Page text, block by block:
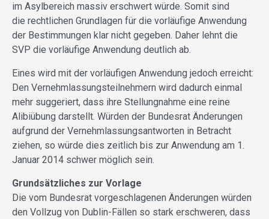
im Asylbereich massiv erschwert würde. Somit sind
die rechtlichen Grundlagen für die vorläufige Anwendung
der Bestimmungen klar nicht gegeben. Daher lehnt die
SVP die vorläufige Anwendung deutlich ab.
Eines wird mit der vorläufigen Anwendung jedoch erreicht:
Den Vernehmlassungsteilnehmern wird dadurch einmal
mehr suggeriert, dass ihre Stellungnahme eine reine
Alibiübung darstellt. Würden der Bundesrat Änderungen
aufgrund der Vernehmlassungsantworten in Betracht
ziehen, so würde dies zeitlich bis zur Anwendung am 1.
Januar 2014 schwer möglich sein.
Grundsätzliches zur Vorlage
Die vom Bundesrat vorgeschlagenen Änderungen würden
den Vollzug von Dublin-Fällen so stark erschweren, dass